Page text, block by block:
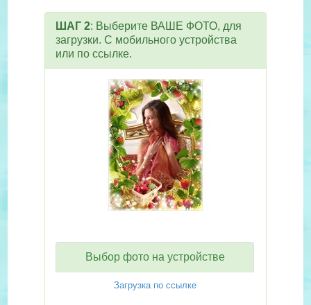
ШАГ 2: Выберите ВАШЕ ФОТО, для
загрузки. С мобильного устройства
или по ссылке.
Выбор фото на устройстве
Загрузка по ссылке